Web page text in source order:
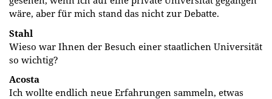
wäre, aber für mich stand das nicht zur Debatte.
Stahl
Wieso war Ihnen der Besuch einer staatlichen Universität
so wichtig?
Acosta
Ich wollte endlich neue Erfahrungen sammeln, etwas